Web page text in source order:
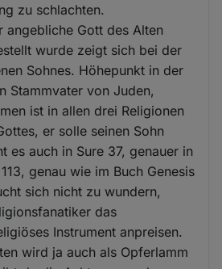
zu schlachten.
angebliche Gott des Alten
wurde zeigt sich bei der
Sohnes. Höhepunkt in der
Stammvater von Juden,
ist in allen drei Religionen
er solle seinen Sohn
es auch in Sure 37, genauer in
genau wie im Buch Genesis
sich nicht zu wundern,
das
Instrument anpreisen.
wird ja auch als Opferlamm